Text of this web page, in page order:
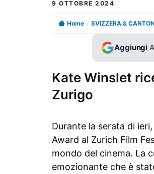
9 OTTOBRE 2024
Home / SVIZZERA &
Aggiungi
Kate Winslet
Zurigo
Durante la serata di
Award al Zurich Film
mondo del cinema. La
emozionante che è